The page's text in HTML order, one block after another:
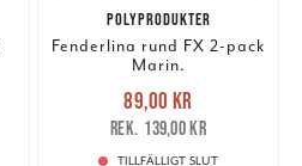
POLYPRODUKTER
Fenderlina rund FX 2-pack
Marin.
Nuvarande pris
89,00 krTidigare pris
139,00 kr
89,00 kr
139,00 kr
TILLFÄLLIGT SLUT